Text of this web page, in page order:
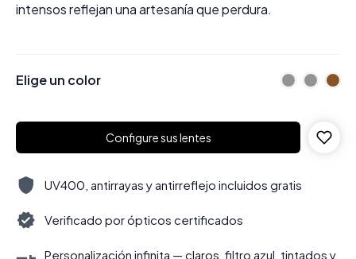
intensos reflejan una artesanía que perdura.
Elige un color
Configure sus lentes
UV400, antirrayas y antirreflejo incluidos gratis
Verificado por ópticos certificados
Personalización infinita — claros, filtro azul, tintados y